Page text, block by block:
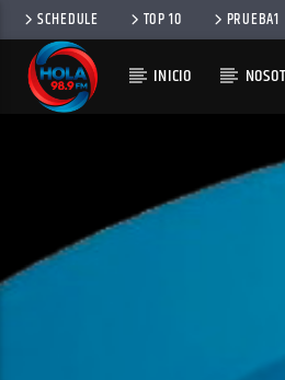
SCHEDULE TOP 10 PRUEBA1
INICIO